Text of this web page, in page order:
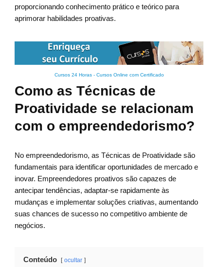
proporcionando conhecimento prático e teórico para
aprimorar habilidades proativas.
Cursos 24 Horas - Cursos Online com Certificado
Como as Técnicas de
Proatividade se relacionam
com o empreendedorismo?
No empreendedorismo, as Técnicas de Proatividade são
fundamentais para identificar oportunidades de mercado e
inovar. Empreendedores proativos são capazes de
antecipar tendências, adaptar-se rapidamente às
mudanças e implementar soluções criativas, aumentando
suas chances de sucesso no competitivo ambiente de
negócios.
Conteúdo ocultar